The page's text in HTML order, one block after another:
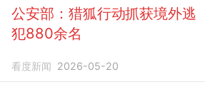
公安部：猎狐行动抓获境外逃
犯880余名
看度新闻 2026-05-20